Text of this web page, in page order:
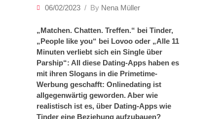
06/02/2023 By Nena Müller
„Matchen. Chatten. Treffen.“ bei Tinder,
„People like you“ bei Lovoo oder „Alle 11
Minuten verliebt sich ein Single über
Parship“: All diese Dating-Apps haben es
mit ihren Slogans in die Primetime-
Werbung geschafft: Onlinedating ist
allgegenwärtig geworden. Aber wie
realistisch ist es, über Dating-Apps wie
Tinder eine Beziehung aufzubauen?